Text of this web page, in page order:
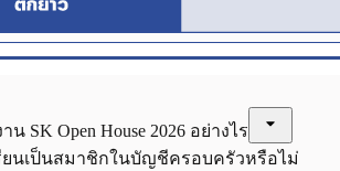
น SK Open House 2026 อย่างไร
arrow_drop_down
ยนเป็นสมาชิกในบัญชีครอบครัวหรือไม่